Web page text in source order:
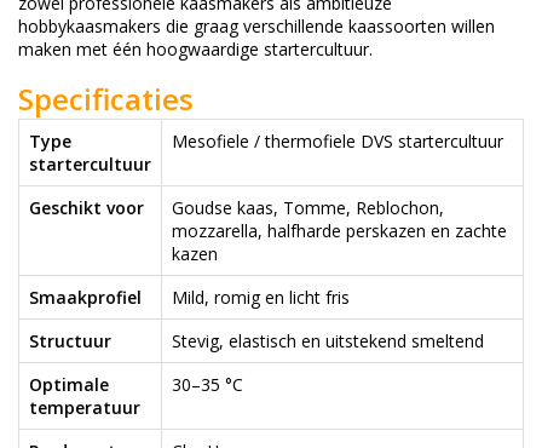
hobbykaasmakers die graag verschillende kaassoorten willen
maken met één hoogwaardige startercultuur.
Specificaties
Type
startercultuur
Mesofiele / thermofiele DVS startercultuur
Geschikt voor
Goudse kaas, Tomme, Reblochon,
mozzarella, halfharde perskazen en zachte
kazen
Smaakprofiel
Mild, romig en licht fris
Structuur
Stevig, elastisch en uitstekend smeltend
Optimale
temperatuur
30–35 °C